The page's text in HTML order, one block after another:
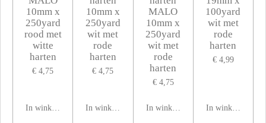
10mm x
250yard
rood met
witte
harten
€ 4,75
In winkelwagen
10mm x
250yard
wit met
rode
harten
€ 4,75
In winkelwagen
MALO
10mm x
250yard
wit met
rode
harten
€ 4,75
In winkelwagen
100yard
wit met
rode
harten
€ 4,99
In winkelwagen